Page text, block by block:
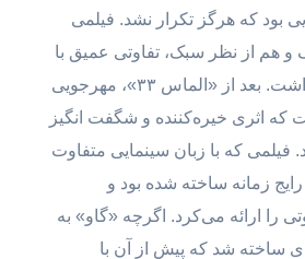
بود که هرگز تکرار نشد. فیلمی
و هم از نظر سبک، تفاوتی عمیق با
فیلم های بعدی او داشت. بعد از «الماس ۳۳»، مهرجویی
که اثری خیره‌کننده و شگفت انگیز
فیلمی که با زبان سینمایی متفاوت
زمانه ساخته شده بود و
را ارائه می‌کرد. اگرچه «گاو» به
ساخته شد که پیش از آن با